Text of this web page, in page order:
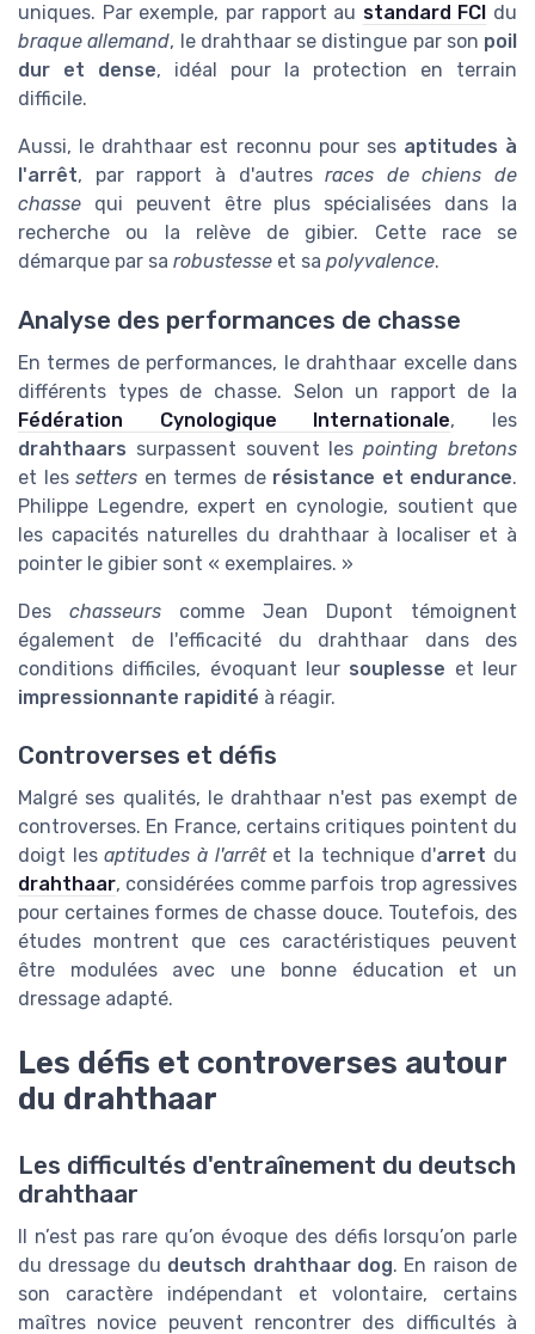
uniques. Par exemple, par rapport au standard FCI du
braque allemand, le drahthaar se distingue par son poil
dur et dense, idéal pour la protection en terrain
difficile.
Aussi, le drahthaar est reconnu pour ses aptitudes à
l'arrêt, par rapport à d'autresraces de chiens de
chasse qui peuvent être plus spécialisées dans la
recherche ou la relève de gibier. Cette race se
démarque par sa robustesse et sa polyvalence.
Analyse des performances de chasse
En termes de performances, le drahthaar excelle dans
différents types de chasse. Selon un rapport de la
Fédération Cynologique Internationale, les
drahthaars surpassent souvent lespointing bretons
et les setters en termes de résistance et endurance.
Philippe Legendre, expert en cynologie, soutient que
les capacités naturelles du drahthaar à localiser et à
pointer le gibier sont « exemplaires. »
Des chasseurs comme Jean Dupont témoignent
également de l'efficacité du drahthaar dans des
conditions difficiles, évoquant leur souplesse et leur
impressionnante rapidité à réagir.
Controverses et défis
Malgré ses qualités, le drahthaar n'est pas exempt de
controverses. En France, certains critiques pointent du
doigt lesaptitudes à l'arrêtet la technique d'arret du
drahthaar, considérées comme parfois trop agressives
pour certaines formes de chasse douce. Toutefois, des
études montrent que ces caractéristiques peuvent
être modulées avec une bonne éducation et un
dressage adapté.
Les défis et controverses autour
du drahthaar
Les difficultés d'entraînement du deutsch
drahthaar
Il n’est pas rare qu’on évoque des défis lorsqu’on parle
du dressage du deutsch drahthaar dog. En raison de
son caractère indépendant et volontaire, certains
maîtres novice peuvent rencontrer des difficultés à